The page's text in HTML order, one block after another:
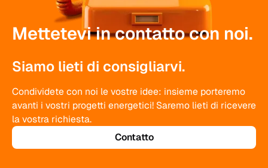
Mettetevi in contatto con noi.
Siamo lieti di consigliarvi.
Condividete con noi le vostre idee: insieme porteremo
avanti i vostri progetti energetici! Saremo lieti di ricevere
la vostra richiesta.
Contatto